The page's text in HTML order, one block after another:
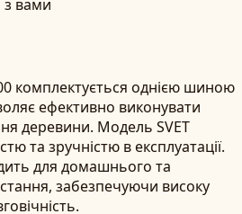
з вами
комплектується однією шиною
ефективно виконувати
деревини. Модель SVET
та зручністю в експлуатації.
для домашнього та
забезпечуючи високу